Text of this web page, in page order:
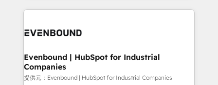
to accompany companies on their digital
to help you keep winning. What We Do ⚙️ CRM
Data & Content 📈 Sales & Marketing Alignment +
Agent Creation 🔄 Custom Integrations & Data
Migration Why 1406 We become part of your team.
Your team learns while we build. We fix what others
Evenbound | HubSpot for Industrial
Companies
提供元：Evenbound | HubSpot for Industrial Companies